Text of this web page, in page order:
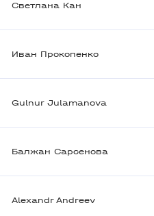
Светлана Кан
Иван Прокопенко
Gulnur Julamanova
Балжан Сарсенова
Alexandr Andreev